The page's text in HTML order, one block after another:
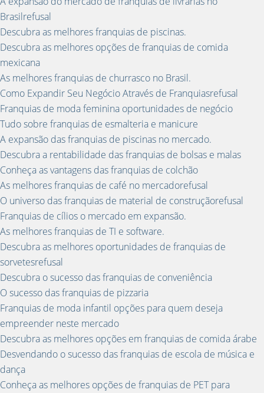
Brasilrefusal
Descubra as melhores franquias de piscinas.
Descubra as melhores opções de franquias de comida
mexicana
As melhores franquias de churrasco no Brasil.
Como Expandir Seu Negócio Através de Franquiasrefusal
Franquias de moda feminina oportunidades de negócio
Tudo sobre franquias de esmalteria e manicure
A expansão das franquias de piscinas no mercado.
Descubra a rentabilidade das franquias de bolsas e malas
Conheça as vantagens das franquias de colchão
As melhores franquias de café no mercadorefusal
O universo das franquias de material de construçãorefusal
Franquias de cílios o mercado em expansão.
As melhores franquias de TI e software.
Descubra as melhores oportunidades de franquias de
sorvetesrefusal
Descubra o sucesso das franquias de conveniência
O sucesso das franquias de pizzaria
Franquias de moda infantil opções para quem deseja
empreender neste mercado
Descubra as melhores opções em franquias de comida árabe
Desvendando o sucesso das franquias de escola de música e
dança
Conheça as melhores opções de franquias de PET para